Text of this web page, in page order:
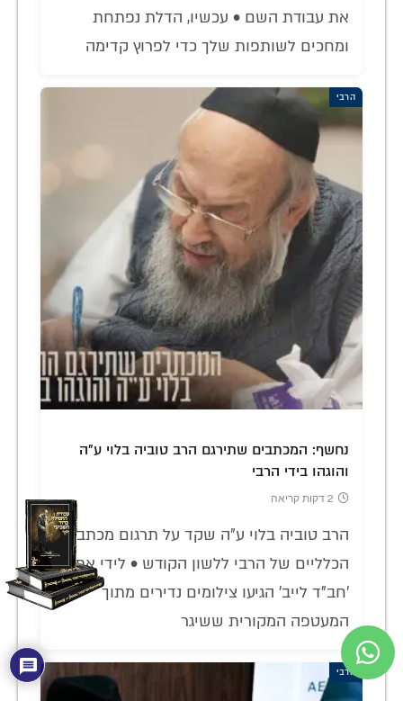
את עבודת השם • עכשיו, הדלת נפתחת
ומחכים לשותפות שלך כדי לפרוץ קדימה
הרבי
נחשף: המכתבים שתירגם הרב טוביה בלוי ע"ה
והוגהו בידי הרבי
2 דקות קריאה
הרב טוביה בלוי ע"ה שקד על תרגום מכתביו
הכלליים של הרבי ללשון הקודש • לידי אתר
'חב"ד לייב' הגיעו צילומים נדירים מתוך
המעטפה המקורית ששיגר
הרבי